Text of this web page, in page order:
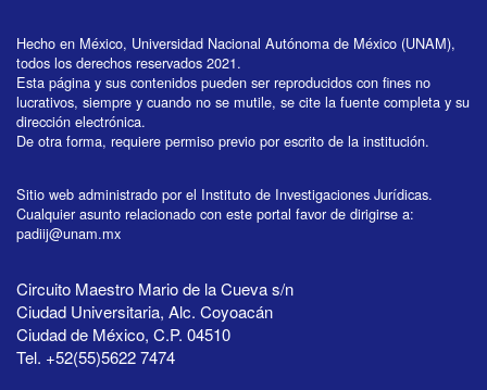
Hecho en México, Universidad Nacional Autónoma de México (UNAM),
todos los derechos reservados 2021.
Esta página y sus contenidos pueden ser reproducidos con fines no
lucrativos, siempre y cuando no se mutile, se cite la fuente completa y su
dirección electrónica.
De otra forma, requiere permiso previo por escrito de la institución.
Sitio web administrado por el Instituto de Investigaciones Jurídicas.
Cualquier asunto relacionado con este portal favor de dirigirse a:
padiij@unam.mx
Circuito Maestro Mario de la Cueva s/n
Ciudad Universitaria, Alc. Coyoacán
Ciudad de México, C.P. 04510
Tel. +52(55)5622 7474